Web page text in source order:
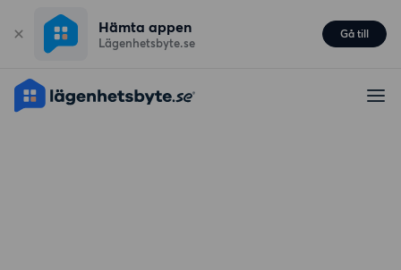
Hämta appen
Lägenhetsbyte.se
Gå till